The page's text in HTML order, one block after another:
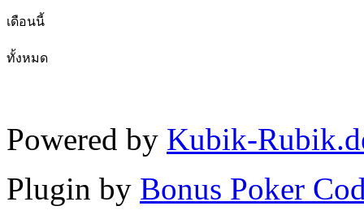
เดือนนี้
ทั้งหมด
Powered by Kubik-
Plugin by Bonus Poker